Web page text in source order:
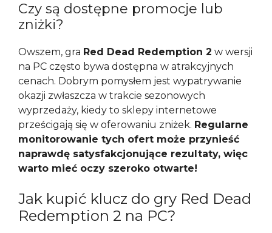
Czy są dostępne promocje lub
zniżki?
Owszem, gra Red Dead Redemption 2 w wersji
na PC często bywa dostępna w atrakcyjnych
cenach. Dobrym pomysłem jest wypatrywanie
okazji zwłaszcza w trakcie sezonowych
wyprzedaży, kiedy to sklepy internetowe
prześcigają się w oferowaniu zniżek. Regularne
monitorowanie tych ofert może przynieść
naprawdę satysfakcjonujące rezultaty, więc
warto mieć oczy szeroko otwarte!
Jak kupić klucz do gry Red Dead
Redemption 2 na PC?